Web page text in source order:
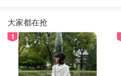
大家都在抢
1